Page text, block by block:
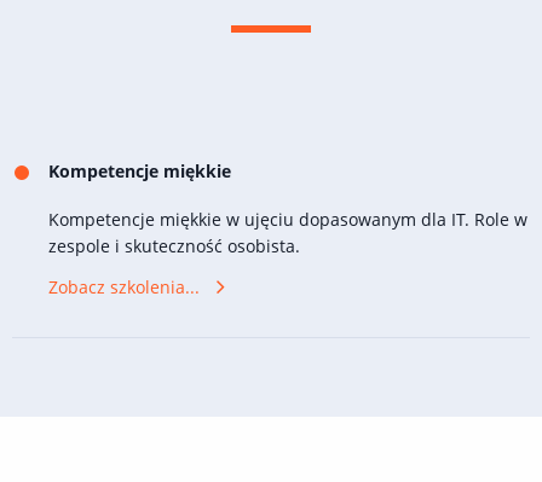
Kompetencje miękkie
Kompetencje miękkie w ujęciu dopasowanym dla IT. Role w
zespole i skuteczność osobista.
Zobacz szkolenia...